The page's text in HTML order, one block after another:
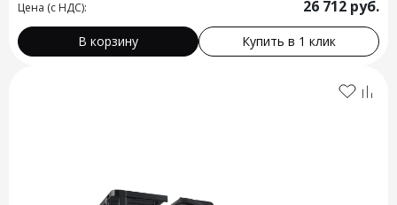
Цена (с НДС): 26 712 руб.
В корзину Купить в 1 клик